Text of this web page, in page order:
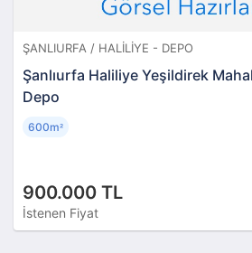
ŞANLIURFA / HALILIYE - DEPO
Şanlıurfa Haliliye Yeşildirek
Depo
900.000 TL
İstenen Fiyat
600m²